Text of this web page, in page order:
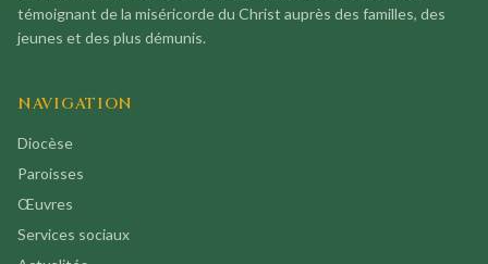
témoignant de la miséricorde du Christ auprès des familles, des
jeunes et des plus démunis.
NAVIGATION
Diocèse
Paroisses
Œuvres
Services sociaux